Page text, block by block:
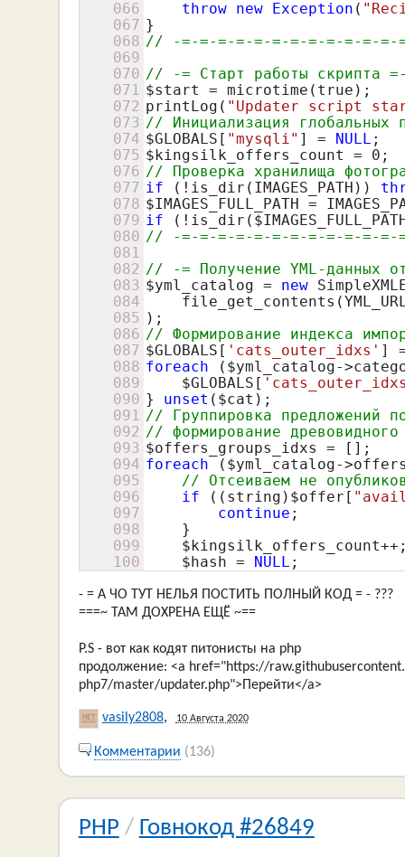
066
067
068
069
070
071
072
073
074
075
076
077
078
079
080
081
082
083
084
085
086
087
088
089
090
091
092
093
094
095
096
097
098
099
100
throw new Exception (
// -=-=-=-=-=-=-=-=-=-=-=-=-
// -= Старт работы скрипта
$start
= microtime(true);
printLog( "Updater script
// Инициализация глобальных
$GLOBALS [ "mysqli" ] = NULL
$kingsilk_offers_count
= 0
// Проверка хранилища
if (!is_dir(IMAGES_PATH))
$IMAGES_FULL_PATH
if (!is_dir(
// -=-=-=-=-=-=-=-=-=-=-=-=-
// -= Получение YML-данных
$yml_catalog = new
// Формирование индекса
$GLOBALS [ 'cats_outer_idxs'
foreach ( $yml_catalog-
$GLOBALS [
} unset ( $cat
// Группировка предложений
// формирование
$offers_groups_idxs
foreach ( $yml_catalog-
// Отсеиваем не
if ((string) $offer [
continue ;
    }
$kingsilk_offers_count
$hash = NULL ;
- = А ЧО ТУТ НЕЛЬЯ ПОСТИТЬ ПОЛНЫЙ КОД = - ???
===~ ТАМ ДОХРЕНА ЕЩЁ ~==
P.S - вот как кодят питонисты на php
продолжение: <a href="https://
php7/master/updater.php">Перейти</a>
vasily2808, 10 Августа 2020
Комментарии (136)
PHP / Говнокод #26849